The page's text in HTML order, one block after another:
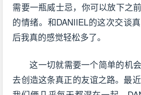
需要一瓶威士忌，你可以放下之
的情绪。和DANIIEL的这次交谈
后我真的感觉轻松多了。
这一切就需要一个简单的机
去创造这条真正的友谊之路。最近